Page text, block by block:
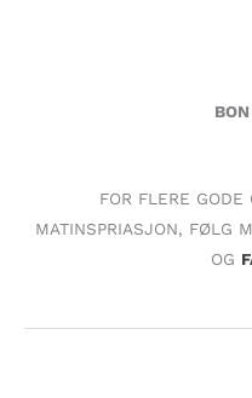
FOR FLERE GODE
MATINSPRIASJON, FØLG
OG